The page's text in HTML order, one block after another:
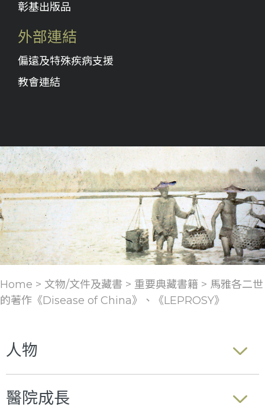
彰基出版品
外部連結
偏遠及特殊疾病支援
教會連結
Home > 文物/文件及藏書 > 重要典藏書籍 > 馬雅各二世
的著作《Disease of China》、《LEPROSY》
人物
醫院成長